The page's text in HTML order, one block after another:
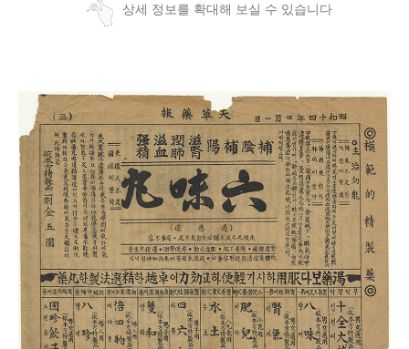
상세 정보를 확대해 보실 수 있습니다